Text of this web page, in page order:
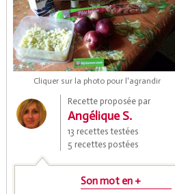
Cliquer sur la photo pour l'agrandir
Recette proposée par
Angélique S.
13 recettes testées
5 recettes postées
Son mot en +